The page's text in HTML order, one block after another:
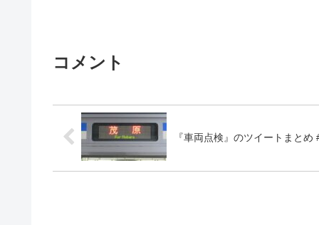
コメント
『車両点検』のツイートまとめ